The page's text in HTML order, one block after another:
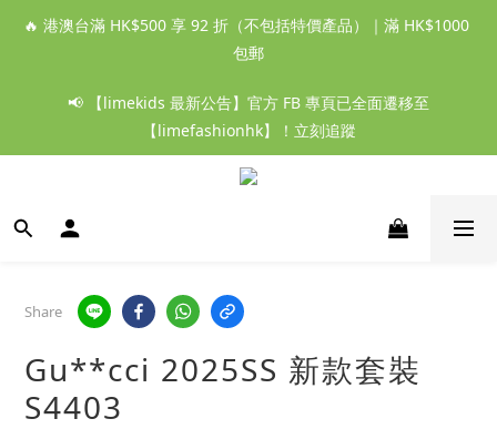
🔥 港澳台滿 HK$500 享 92 折（不包括特價產品）｜滿 HK$1000
包郵
📢 【limekids 最新公告】官方 FB 專頁已全面遷移至
【limefashionhk】！立刻追蹤
Share
Gu**cci 2025SS 新款套裝
S4403